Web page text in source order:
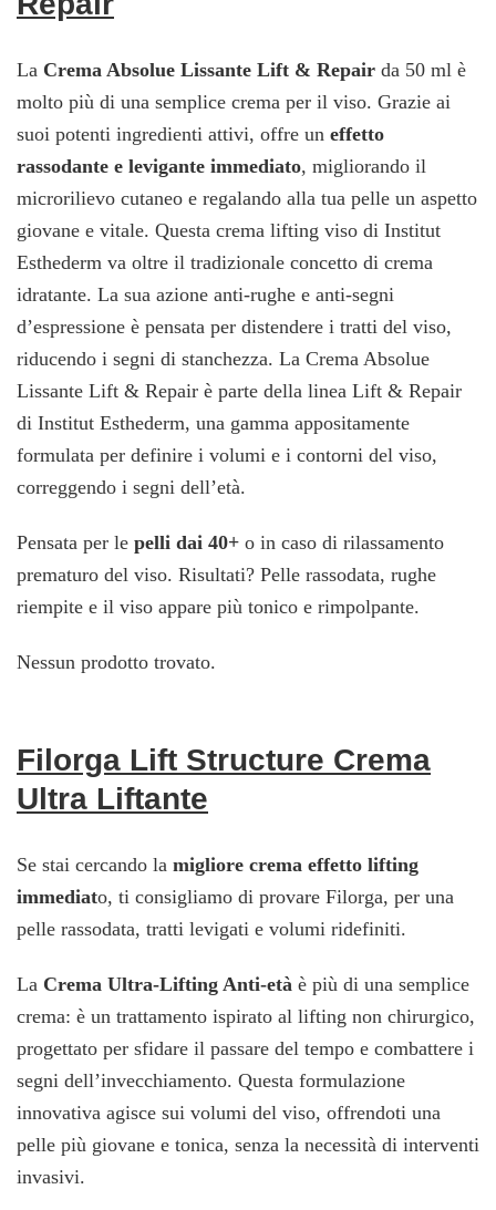
La Crema Absolue Lissante Lift & Repair da 50 ml è
molto più di una semplice crema per il viso. Grazie ai
suoi potenti ingredienti attivi, offre un effetto
rassodante e levigante immediato, migliorando il
microrilievo cutaneo e regalando alla tua pelle un aspetto
giovane e vitale. Questa crema lifting viso di Institut
Esthederm va oltre il tradizionale concetto di crema
idratante. La sua azione anti-rughe e anti-segni
d’espressione è pensata per distendere i tratti del viso,
riducendo i segni di stanchezza. La Crema Absolue
Lissante Lift & Repair è parte della linea Lift & Repair
di Institut Esthederm, una gamma appositamente
formulata per definire i volumi e i contorni del viso,
correggendo i segni dell’età.
Pensata per le pelli dai 40+ o in caso di rilassamento
prematuro del viso. Risultati? Pelle rassodata, rughe
riempite e il viso appare più tonico e rimpolpante.
Nessun prodotto trovato.
Filorga Lift Structure Crema
Ultra Liftante
Se stai cercando la migliore crema effetto lifting
immediato, ti consigliamo di provare Filorga, per una
pelle rassodata, tratti levigati e volumi ridefiniti.
La Crema Ultra-Lifting Anti-età è più di una semplice
crema: è un trattamento ispirato al lifting non chirurgico,
progettato per sfidare il passare del tempo e combattere i
segni dell’invecchiamento. Questa formulazione
innovativa agisce sui volumi del viso, offrendoti una
pelle più giovane e tonica, senza la necessità di interventi
invasivi.